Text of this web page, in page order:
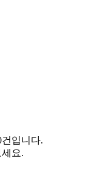
입니다.
요.